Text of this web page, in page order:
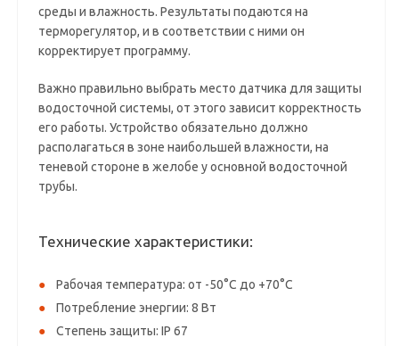
среды и влажность. Результаты подаются на
терморегулятор, и в соответствии с ними он
корректирует программу.
Важно правильно выбрать место датчика для защиты
водосточной системы, от этого зависит корректность
его работы. Устройство обязательно должно
располагаться в зоне наибольшей влажности, на
теневой стороне в желобе у основной водосточной
трубы.
Технические характеристики:
Рабочая температура: от -50°C до +70°C
Потребление энергии: 8 Вт
Степень защиты: IP 67